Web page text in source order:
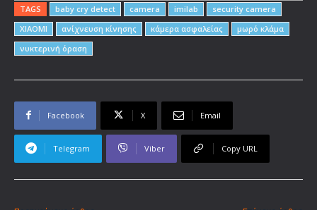
TAGS baby cry detect camera imilab
security camera
XIAOMI
ανίχνευση κίνησης κάμερα ασφαλείας
μωρό κλάμα
νυκτερινή όραση
Facebook X Email
Telegram Viber Copy URL